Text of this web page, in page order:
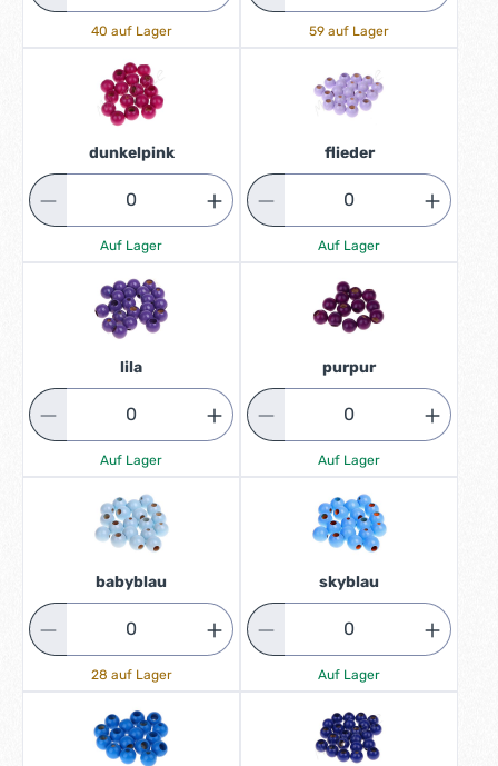
40 auf Lager 59 auf Lager
dunkelpink
Auf Lager
flieder
Auf Lager
lila
Auf Lager
purpur
Auf Lager
babyblau
28 auf Lager
skyblau
Auf Lager